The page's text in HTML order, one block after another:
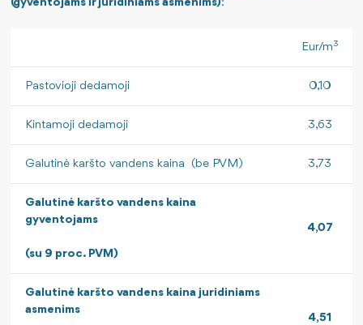
(gyventojams ir juridiniams asmenims):
Eur/m3
Pastovioji dedamoji 0,10
Kintamoji dedamoji 3,63
Galutinė karšto vandens kaina (be PVM) 3,73
Galutinė karšto vandens kaina
gyventojams
(su 9 proc. PVM)
4,07
Galutinė karšto vandens kaina juridiniams
asmenims
4,51